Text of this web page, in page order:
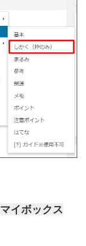
マイボックス